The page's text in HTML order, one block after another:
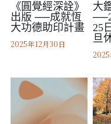
《圓覺經深詮》
出版 ──成就恆
大功德助印計畫
2025年12月30日
大
25
旦
2025